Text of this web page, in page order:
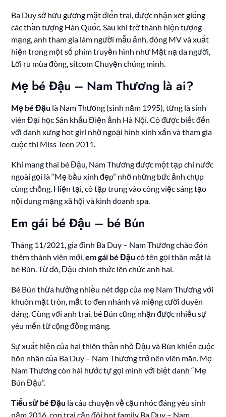
Ba Duy sở hữu gương mặt điển trai, được nhận xét giống
các thần tượng Hàn Quốc. Sau khi trở thành hiện tượng
mạng, anh tham gia làm người mẫu ảnh, đóng MV và xuất
hiện trong một số phim truyền hình như Mặt nạ da người,
Lời ru mùa đông, sitcom Chuyện chúng mình.
Mẹ bé Đậu – Nam Thương là ai?
Mẹ bé Đậu là Nam Thương (sinh năm 1995), từng là sinh
viên Đại học Sân khấu Điện ảnh Hà Nội. Cô được biết đến
với danh xưng hot girl nhờ ngoại hình xinh xắn và tham gia
cuộc thi Miss Teen 2011.
Khi mang thai bé Đậu, Nam Thương được một tạp chí nước
ngoài gọi là “Mẹ bầu xinh đẹp” nhờ những bức ảnh chụp
cùng chồng. Hiện tại, cô tập trung vào công việc sáng tạo
nội dung mạng xã hội và kinh doanh spa.
Em gái bé Đậu – bé Bún
Tháng 11/2021, gia đình Ba Duy – Nam Thương chào đón
thêm thành viên mới,em gái bé Đậu có tên gọi thân mật là
bé Bún. Từ đó, Đậu chính thức lên chức anh hai.
Bé Bún thừa hưởng nhiều nét đẹp của mẹ Nam Thương với
khuôn mặt tròn, mắt to đen nhánh và miệng cười duyên
dáng. Cùng với anh trai, bé Bún cũng nhận được nhiều sự
yêu mến từ cộng đồng mạng.
Sự xuất hiện của hai thiên thần nhỏ Đậu và Bún khiến cuộc
hôn nhân của Ba Duy – Nam Thương trở nên viên mãn. Mẹ
Nam Thương còn hài hước tự gọi mình với biệt danh “Mẹ
Bún Đậu”.
Tiểu sử bé Đậu là câu chuyện về cậu nhóc đáng yêu sinh
năm 2016, con trai cặp đôi hot family Ba Duy – Nam